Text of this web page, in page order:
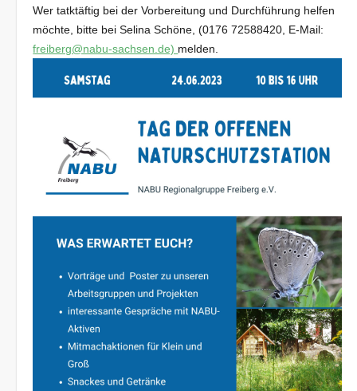
Wer tatktäftig bei der Vorbereitung und Durchführung helfen
möchte, bitte bei Selina Schöne, (0176 72588420, E-Mail:
freiberg@nabu-sachsen.de) melden.